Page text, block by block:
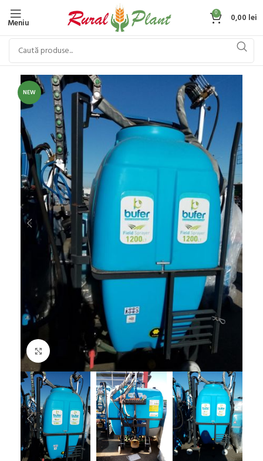
Meniu
0 0,00 lei
NEW
Click to enlarge